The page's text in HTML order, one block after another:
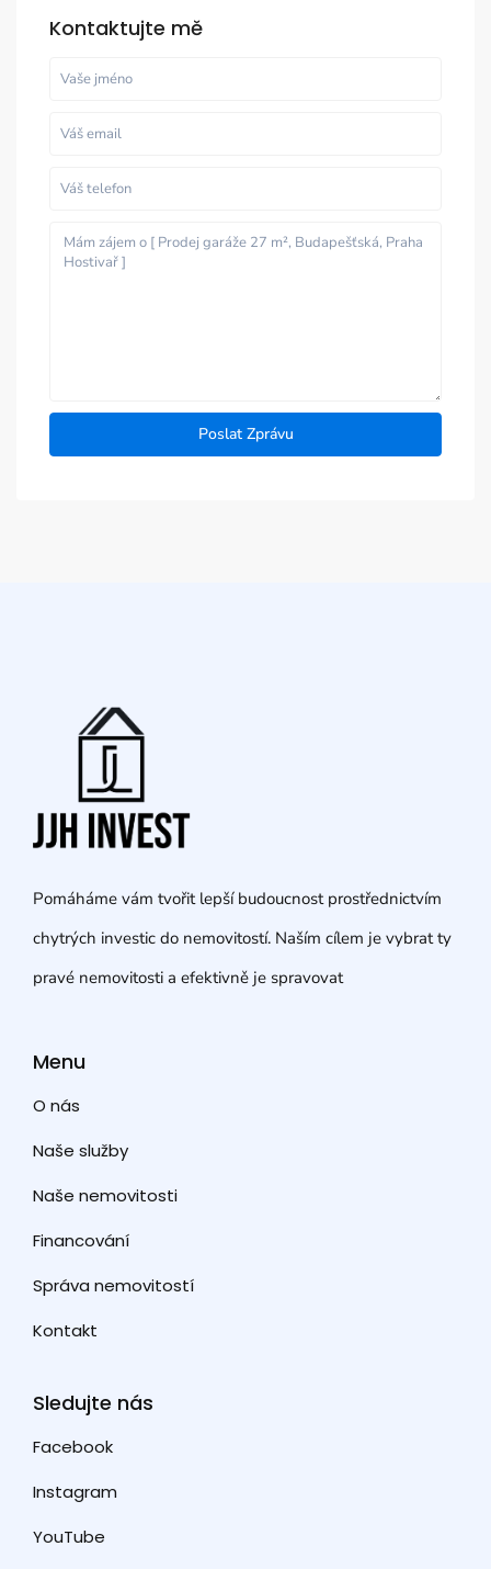
Kontaktujte mě
Pomáháme vám tvořit lepší budoucnost prostřednictvím
chytrých investic do nemovitostí. Naším cílem je vybrat ty
pravé nemovitosti a efektivně je spravovat
Menu
O nás
Naše služby
Naše nemovitosti
Financování
Správa nemovitostí
Kontakt
Sledujte nás
Facebook
Instagram
YouTube